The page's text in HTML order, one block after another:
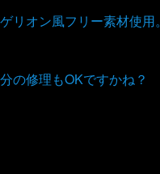
リオン風フリー素材使用。
の修理もOKですかね？